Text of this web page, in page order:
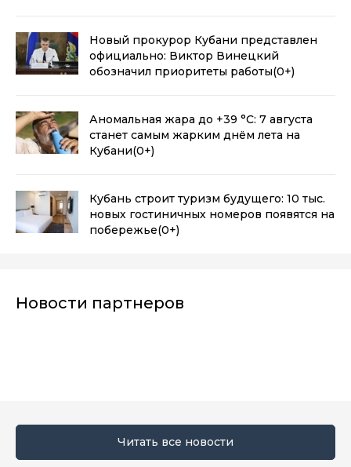
Новый прокурор Кубани представлен
официально: Виктор Винецкий
обозначил приоритеты работы(0+)
Аномальная жара до +39 °C: 7 августа
станет самым жарким днём лета на
Кубани(0+)
Кубань строит туризм будущего: 10 тыс.
новых гостиничных номеров появятся на
побережье(0+)
Новости партнеров
Читать все новости